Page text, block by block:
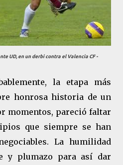
UD, en un derbi contra el Valencia CF -
la etapa más
honrosa historia de un
momentos, pareció faltar
que siempre se han
La humilidad
y plumazo para así dar